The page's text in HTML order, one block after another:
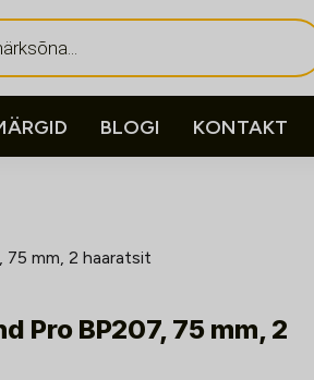
BLOGI KONTAKT
75 mm, 2 haaratsit
Pro BP207, 75 mm, 2